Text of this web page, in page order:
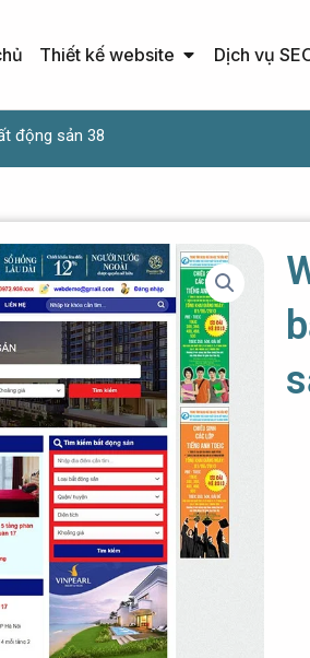
Thiết kế website Open Thiết
Dịch vụ
động sản 38